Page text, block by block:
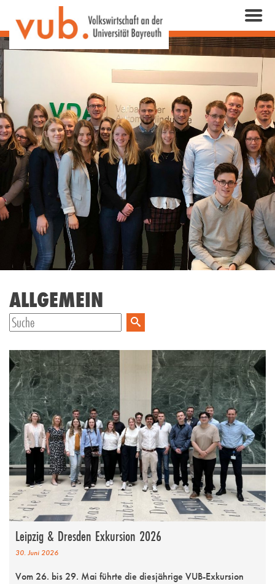
ALLGEMEIN
Leipzig & Dresden Exkursion 2026
30. Juni 2026
Vom 26. bis 29. Mai führte die diesjährige VUB-Exkursion